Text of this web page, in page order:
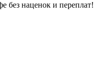
без наценок и переплат!